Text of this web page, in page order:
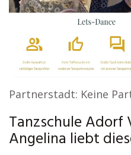
Partnerstadt: Keine
Tanzschule Adorf
Angelina liebt